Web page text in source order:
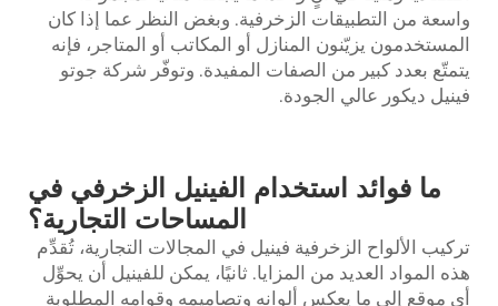
واسعة من التطبيقات الزخرفية. وبغض النظر عما إذا كان
المستخدمون يزيّنون المنازل أو المكاتب أو المتاجر، فإنه
يتمتّع بعدد كبير من الصفات المفيدة. وتوفّر شركة جوتو
فينيل ديكور عالي الجودة.
ما فوائد استخدام الفينيل الزخرفي في
المساحات التجارية؟
تركيب الألواح الزخرفية فينيل في المجالات التجارية، تُقدِّم
هذه المواد العديد من المزايا. ثانيًا، يمكن للفينيل أن يحوِّل
أي موقعٍ إلى ما يعكس ألوانه وتصاميمه وقوامه المطلوبة